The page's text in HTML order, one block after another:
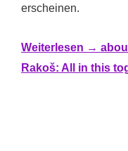
erscheinen.
Weiterlesen →
Rakoš: All in this